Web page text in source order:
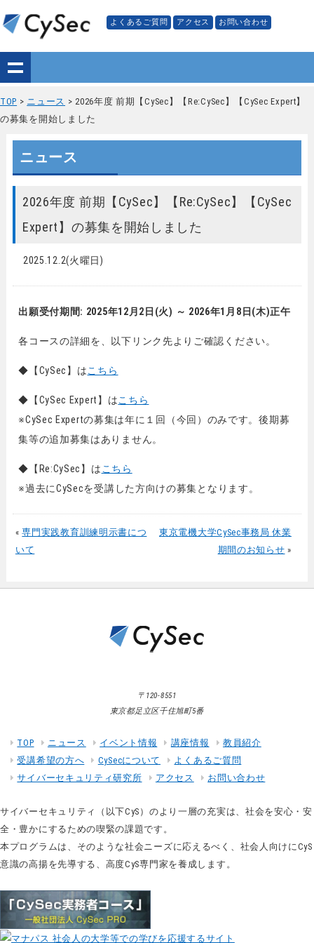
よくあるご質問 アクセス お問い合わせ
TOP > ニュース > 2026年度 前期【CySec】【Re:CySec】【CySec Expert】
の募集を開始しました
ニュース
2026年度 前期【CySec】【Re:CySec】【CySec
Expert】の募集を開始しました
2025.12.2(火曜日)
出願受付期間: 2025年12月2日(火) ～ 2026年1月8日(木)正午
各コースの詳細を、以下リンク先よりご確認ください。
◆【CySec】はこちら
◆【CySec Expert】はこちら
※CySec Expertの募集は年に１回（今回）のみです。後期募
集等の追加募集はありません。
◆【Re:CySec】はこちら
※過去にCySecを受講した方向けの募集となります。
«専門実践教育訓練明示書につ
いて
東京電機大学CySec事務局 休業
期間のお知らせ »
〒120-8551
東京都足立区千住旭町5番
TOP ニュース イベント情報 講座情報
教員紹介
受講希望の方へ
CySecについて
よくあるご質問
サイバーセキュリティ研究所
アクセス お問い合わせ
サイバーセキュリティ（以下CyS）のより一層の充実は、社会を安心・安
全・豊かにするための喫緊の課題です。
本プログラムは、そのような社会ニーズに応えるべく、社会人向けにCyS
意識の高揚を先導する、高度CyS専門家を養成します。